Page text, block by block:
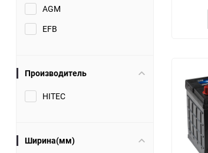
AGM
EFB
Производитель
HITEC
Ширина(мм)